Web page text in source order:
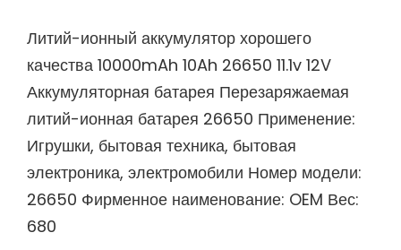
Литий-ионный аккумулятор хорошего
качества 10000mAh 10Ah 26650 11.1v 12V
Аккумуляторная батарея Перезаряжаемая
литий-ионная батарея 26650 Применение:
Игрушки, бытовая техника, бытовая
электроника, электромобили Номер модели:
26650 Фирменное наименование: OEM Вес:
680